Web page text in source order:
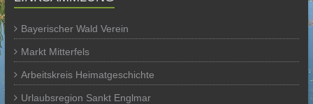
Bayerischer Wald Verein
Markt Mitterfels
Arbeitskreis Heimatgeschichte
Urlaubsregion Sankt Englmar